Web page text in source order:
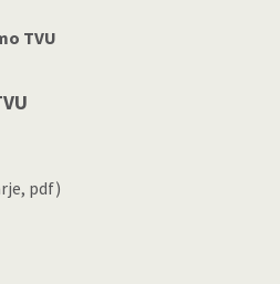
TVU
pdf)